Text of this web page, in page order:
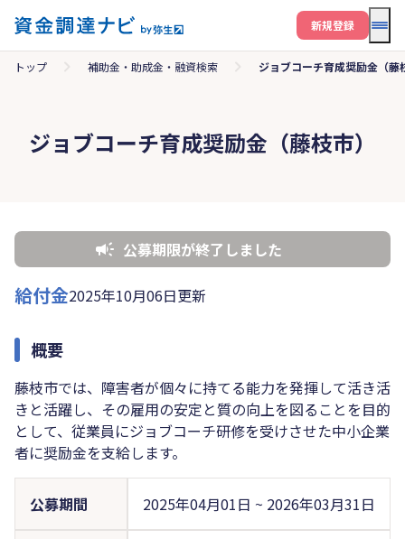
メ
新規登録
トップ 補助金・助成金・融資検索 ジョブコーチ育成奨励金（藤
ジョブコーチ育成奨励金（藤枝市）
公募期限が終了しました
給付金2025年10月06日更新
概要
藤枝市では、障害者が個々に持てる能力を発揮して活き活
きと活躍し、その雇用の安定と質の向上を図ることを目的
として、従業員にジョブコーチ研修を受けさせた中小企業
者に奨励金を支給します。
公募期間 2025年04月01日 ~ 2026年03月31日